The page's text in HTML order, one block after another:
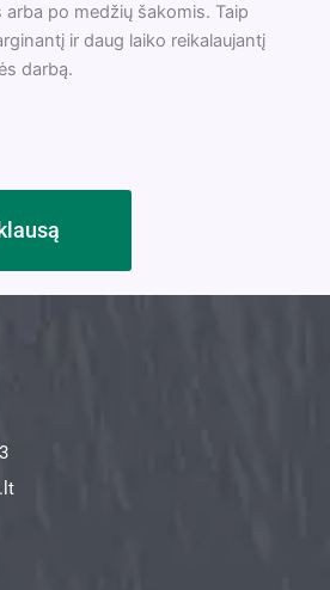
arba po medžių šakomis. Taip
ir daug laiko reikalaujantį
darbą.